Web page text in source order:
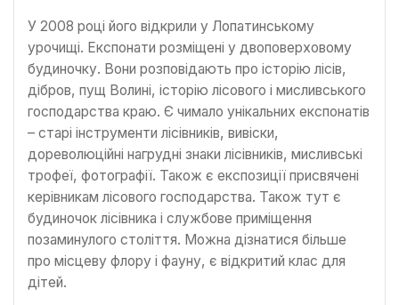
У 2008 році його відкрили у Лопатинському
урочищі. Експонати розміщені у двоповерховому
будиночку. Вони розповідають про історію лісів,
дібров, пущ Волині, історію лісового і мисливського
господарства краю. Є чимало унікальних експонатів
– старі інструменти лісівників, вивіски,
дореволюційні нагрудні знаки лісівників, мисливські
трофеї, фотографії. Також є експозиції присвячені
керівникам лісового господарства. Також тут є
будиночок лісівника і службове приміщення
позаминулого століття. Можна дізнатися більше
про місцеву флору і фауну, є відкритий клас для
дітей.